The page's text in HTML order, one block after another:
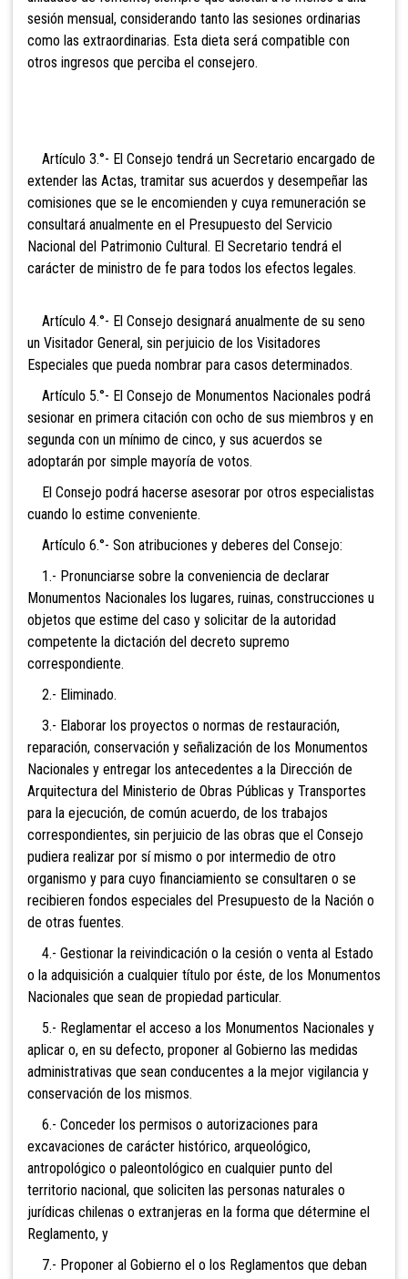
sesión mensual, considerando tanto las sesiones ordinarias
como las extraordinarias. Esta dieta será compatible con
otros ingresos que perciba el consejero.
Artículo 3.°- El Consejo tendrá un Secretario encargado de
extender las Actas, tramitar sus acuerdos y desempeñar las
comisiones que se le encomienden y cuya remuneración se
consultará anualmente en el Presupuesto del Servicio
Nacional del Patrimonio Cultural. El Secretario tendrá el
carácter de ministro de fe para todos los efectos legales.
Artículo 4.°- El Consejo designará anualmente de su seno
un Visitador General, sin perjuicio de los Visitadores
Especiales que pueda nombrar para casos determinados.
Artículo 5.°- El Consejo de Monumentos Nacionales podrá
sesionar en primera citación con ocho de sus miembros y en
segunda con un mínimo de cinco, y sus acuerdos se
adoptarán por simple mayoría de votos.
El Consejo podrá hacerse asesorar por otros especialistas
cuando lo estime conveniente.
Artículo 6.°- Son atribuciones y deberes del Consejo:
1.- Pronunciarse sobre la conveniencia de declarar
Monumentos Nacionales los lugares, ruinas, construcciones u
objetos que estime del caso y solicitar de la autoridad
competente la dictación del decreto supremo
correspondiente.
2.- Eliminado.
3.- Elaborar los proyectos o normas de restauración,
reparación, conservación y señalización de los Monumentos
Nacionales y entregar los antecedentes a la Dirección de
Arquitectura del Ministerio de Obras Públicas y Transportes
para la ejecución, de común acuerdo, de los trabajos
correspondientes, sin perjuicio de las obras que el Consejo
pudiera realizar por sí mismo o por intermedio de otro
organismo y para cuyo financiamiento se consultaren o se
recibieren fondos especiales del Presupuesto de la Nación o
de otras fuentes.
4.- Gestionar la reivindicación o la cesión o venta al Estado
o la adquisición a cualquier título por éste, de los Monumentos
Nacionales que sean de propiedad particular.
5.- Reglamentar el acceso a los Monumentos Nacionales y
aplicar o, en su defecto, proponer al Gobierno las medidas
administrativas que sean conducentes a la mejor vigilancia y
conservación de los mismos.
6.- Conceder los permisos o autorizaciones para
excavaciones de carácter histórico, arqueológico,
antropológico o paleontológico en cualquier punto del
territorio nacional, que soliciten las personas naturales o
jurídicas chilenas o extranjeras en la forma que détermine el
Reglamento, y
7.- Proponer al Gobierno el o los Reglamentos que deban